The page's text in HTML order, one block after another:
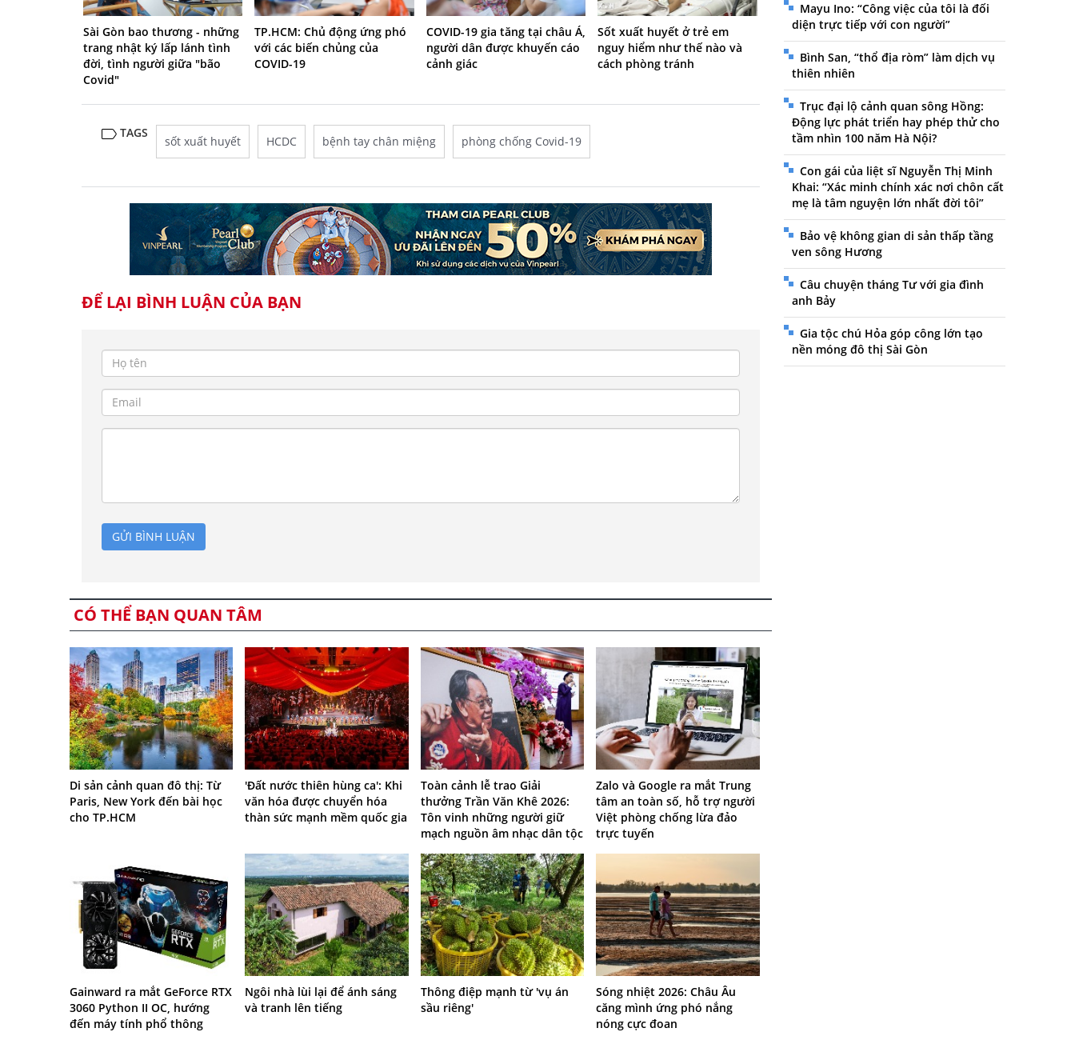
Sài Gòn bao thương - những
trang nhật ký lấp lánh tình
đời, tình người giữa "bão
Covid"
TP.HCM: Chủ động ứng phó
với các biến chủng của
COVID-19
COVID-19 gia tăng tại châu Á,
người dân được khuyến cáo
cảnh giác
Sốt xuất huyết ở trẻ em
nguy hiểm như thế nào và
cách phòng tránh
TAGS
sốt xuất huyết HCDC bệnh tay chân miệng phòng chống Covid-19
ĐỂ LẠI BÌNH LUẬN CỦA BẠN
GỬI BÌNH LUẬN
CÓ THỂ BẠN QUAN TÂM
Di sản cảnh quan đô thị: Từ
Paris, New York đến bài học
cho TP.HCM
'Đất nước thiên hùng ca': Khi
văn hóa được chuyển hóa
thàn sức mạnh mềm quốc gia
Toàn cảnh lễ trao Giải
thưởng Trần Văn Khê 2026:
Tôn vinh những người giữ
mạch nguồn âm nhạc dân tộc
Zalo và Google ra mắt Trung
tâm an toàn số, hỗ trợ người
Việt phòng chống lừa đảo
trực tuyến
Gainward ra mắt GeForce RTX
3060 Python II OC, hướng
đến máy tính phổ thông
Ngôi nhà lùi lại để ánh sáng
và tranh lên tiếng
Thông điệp mạnh từ 'vụ án
sầu riêng'
Sóng nhiệt 2026: Châu Âu
căng mình ứng phó nắng
nóng cực đoan
Mayu Ino: “Công việc của tôi là đối
diện trực tiếp với con người”
Bình San, “thổ địa ròm” làm dịch vụ
thiên nhiên
Trục đại lộ cảnh quan sông Hồng:
Động lực phát triển hay phép thử cho
tầm nhìn 100 năm Hà Nội?
Con gái của liệt sĩ Nguyễn Thị Minh
Khai: “Xác minh chính xác nơi chôn cất
mẹ là tâm nguyện lớn nhất đời tôi”
Bảo vệ không gian di sản thấp tầng
ven sông Hương
Câu chuyện tháng Tư với gia đình
anh Bảy
Gia tộc chú Hỏa góp công lớn tạo
nền móng đô thị Sài Gòn